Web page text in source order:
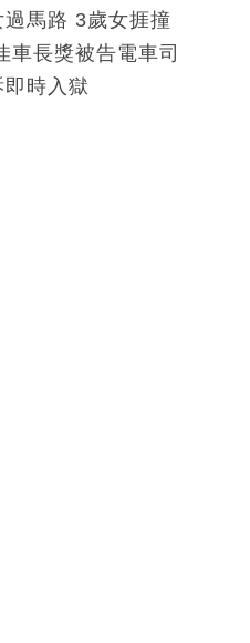
馬路 3歲女捱撞
車長獎被告電車司
時入獄